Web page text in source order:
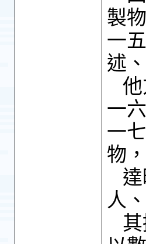
製
一
述
他
一
一
物
達
人
其